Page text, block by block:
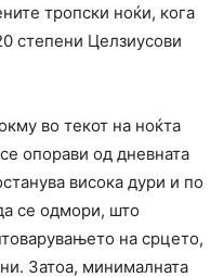
тропски ноќи, кога
степени Целзиусови
во текот на ноќта
опорави од дневната
висока дури и по
се одмори, што
на срцето,
Затоа, минималната